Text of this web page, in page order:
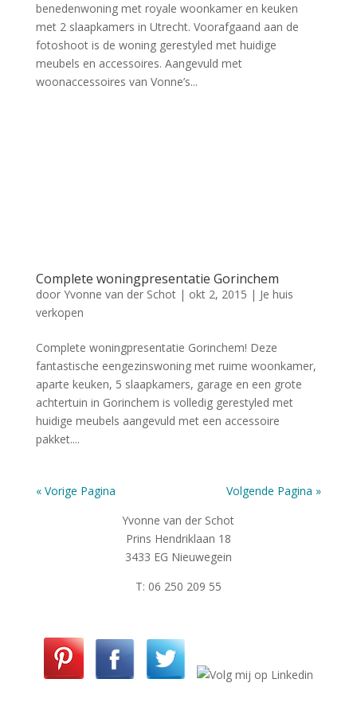
benedenwoning met royale woonkamer en keuken
met 2 slaapkamers in Utrecht. Voorafgaand aan de
fotoshoot is de woning gerestyled met huidige
meubels en accessoires. Aangevuld met
woonaccessoires van Vonne’s...
Complete woningpresentatie Gorinchem
door Yvonne van der Schot| okt 2, 2015 | Je huis
verkopen
Complete woningpresentatie Gorinchem! Deze
fantastische eengezinswoning met ruime woonkamer,
aparte keuken, 5 slaapkamers, garage en een grote
achtertuin in Gorinchem is volledig gerestyled met
huidige meubels aangevuld met een accessoire
pakket....
« Vorige Pagina
Volgende Pagina »
Yvonne van der Schot
Prins Hendriklaan 18
3433 EG Nieuwegein
T: 06 250 209 55